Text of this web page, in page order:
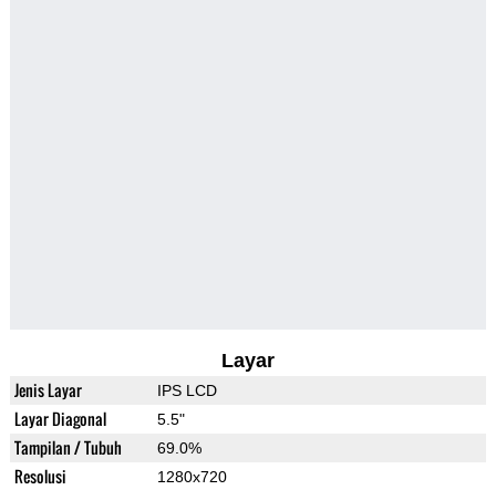
Layar
Jenis Layar IPS LCD
Layar Diagonal 5.5"
Tampilan / Tubuh 69.0%
Resolusi 1280x720